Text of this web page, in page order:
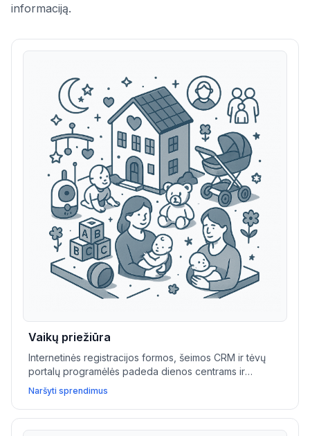
informaciją.
Vaikų priežiūra
Internetinės registracijos formos, šeimos CRM ir tėvų
portalų programėlės padeda dienos centrams ir
jaunimo organizacijoms supaprastinti komunikaciją,
renginių planavimą ir klientų valdymą.
Naršyti sprendimus